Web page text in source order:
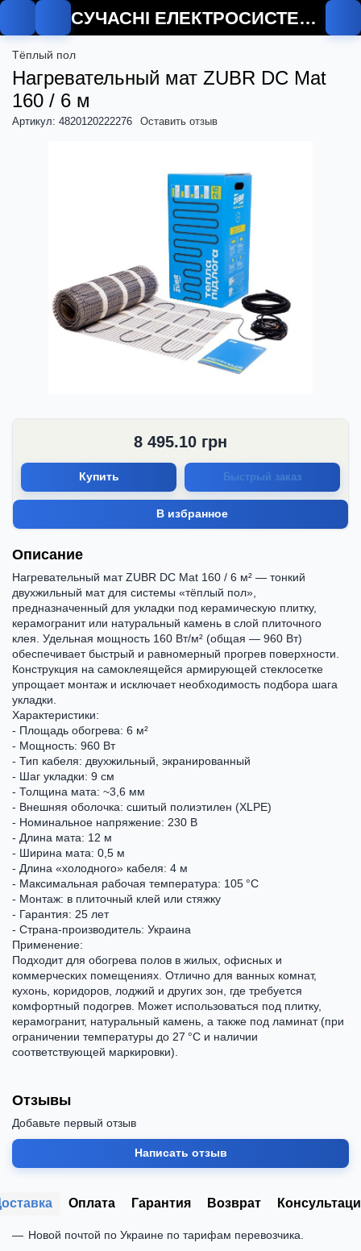
СУЧАСНІ ЕЛЕКТРОСИСТЕМИ
Тёплый пол
Нагревательный мат ZUBR DC Mat
160 / 6 м
Артикул: 4820120222276 Оставить отзыв
8 495.10 грн
Купить Быстрый заказ
В избранное
Описание
Нагревательный мат ZUBR DC Mat 160 / 6 м² — тонкий
двухжильный мат для системы «тёплый пол»,
предназначенный для укладки под керамическую плитку,
керамогранит или натуральный камень в слой плиточного
клея. Удельная мощность 160 Вт/м² (общая — 960 Вт)
обеспечивает быстрый и равномерный прогрев поверхности.
Конструкция на самоклеящейся армирующей стеклосетке
упрощает монтаж и исключает необходимость подбора шага
укладки.
Характеристики:
- Площадь обогрева: 6 м²
- Мощность: 960 Вт
- Тип кабеля: двухжильный, экранированный
- Шаг укладки: 9 см
- Толщина мата: ~3,6 мм
- Внешняя оболочка: сшитый полиэтилен (XLPE)
- Номинальное напряжение: 230 В
- Длина мата: 12 м
- Ширина мата: 0,5 м
- Длина «холодного» кабеля: 4 м
- Максимальная рабочая температура: 105 °C
- Монтаж: в плиточный клей или стяжку
- Гарантия: 25 лет
- Страна-производитель: Украина
Применение:
Подходит для обогрева полов в жилых, офисных и
коммерческих помещениях. Отлично для ванных комнат,
кухонь, коридоров, лоджий и других зон, где требуется
комфортный подогрев. Может использоваться под плитку,
керамогранит, натуральный камень, а также под ламинат (при
ограничении температуры до 27 °C и наличии
соответствующей маркировки).
Отзывы
Добавьте первый отзыв
Написать отзыв
Оплата Гарантия Возврат
Новой почтой по Украине по тарифам перевозчика.